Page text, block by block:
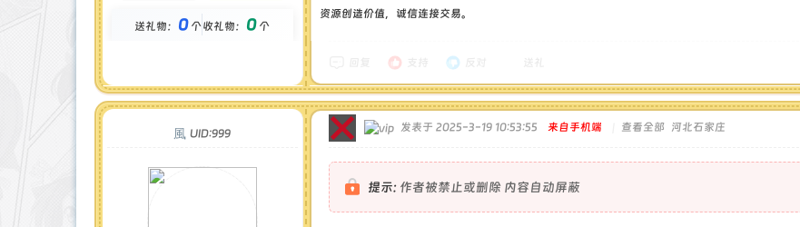
金币 : 0 枚
送礼物： 0个收礼物： 0个
资源创造价值，诚信连接交易。
風 UID:999 发表于 2025-3-19 10:53:55 来自手机端 查看全部 河北石家庄
提示: 作者被禁止或删除 内容自动屏蔽